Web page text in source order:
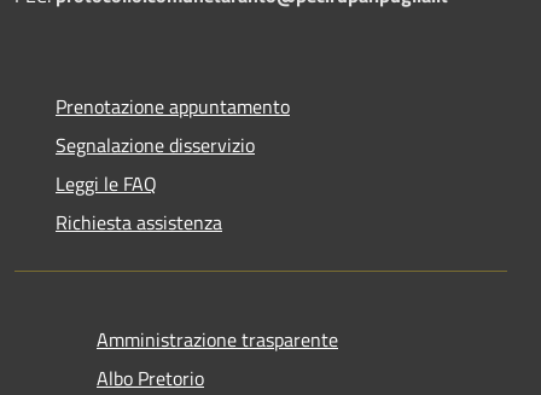
Prenotazione appuntamento
Segnalazione disservizio
Leggi le FAQ
Richiesta assistenza
Amministrazione trasparente
Albo Pretorio